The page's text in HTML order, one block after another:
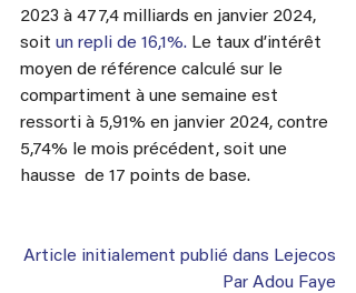
2023 à 477,4 milliards en janvier 2024,
soit un repli de 16,1%. Le taux d’intérêt
moyen de référence calculé sur le
compartiment à une semaine est
ressorti à 5,91% en janvier 2024, contre
5,74% le mois précédent, soit une
hausse  de 17 points de base.
Article initialement publié dans Lejecos
Par Adou Faye